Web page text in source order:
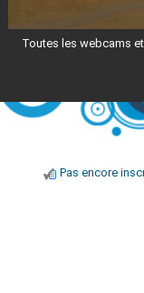
Toutes les webcams
Pas encore